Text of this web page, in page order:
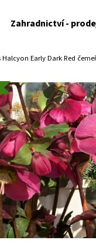
Zahradnictví -
Early Dark Red